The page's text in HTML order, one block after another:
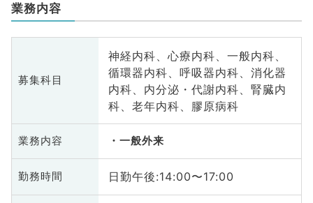
業務内容
募集科目
神経内科、心療内科、一般内科、
循環器内科、呼吸器内科、消化器
内科、内分泌・代謝内科、腎臓内
科、老年内科、膠原病科
業務内容 一般外来
勤務時間 日勤午後:14:00〜17:00